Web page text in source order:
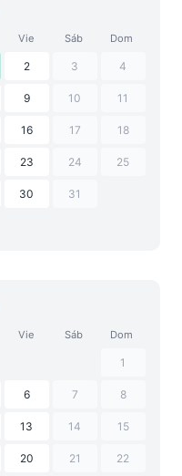
Vie Sáb Dom
2 3 4
9 10 11
16 17 18
23 24 25
30 31
Vie Sáb Dom
1
6 7 8
13 14 15
20 21 22